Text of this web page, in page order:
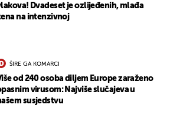
Dvadeset je ozlijeđenih, mlađa
na intenzivnoj
ŠIRE GA KOMARCI
od 240 osoba diljem Europe zaraženo
virusom: Najviše slučajeva u
susjedstvu
NOTIFIKACIJE